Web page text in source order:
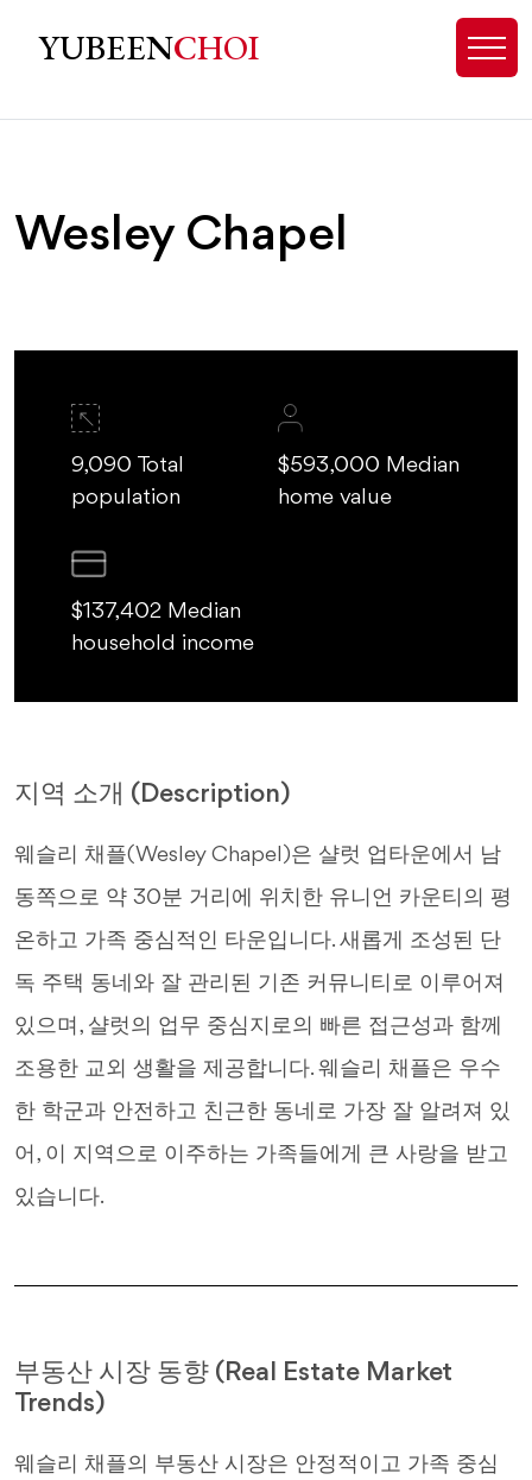
Wesley Chapel, NC Homes for
YUBEENCHOI
Wesley Chapel
9,090 Total
population
$593,000 Median
home value
$137,402 Median
household income
지역 소개 (Description)
웨슬리 채플(Wesley Chapel)은 샬럿 업타운에서 남
동쪽으로 약 30분 거리에 위치한 유니언 카운티의 평
온하고 가족 중심적인 타운입니다. 새롭게 조성된 단
독 주택 동네와 잘 관리된 기존 커뮤니티로 이루어져
있으며, 샬럿의 업무 중심지로의 빠른 접근성과 함께
조용한 교외 생활을 제공합니다. 웨슬리 채플은 우수
한 학군과 안전하고 친근한 동네로 가장 잘 알려져 있
어, 이 지역으로 이주하는 가족들에게 큰 사랑을 받고
있습니다.
부동산 시장 동향 (Real Estate Market
Trends)
웨슬리 채플의 부동산 시장은 안정적이고 가족 중심